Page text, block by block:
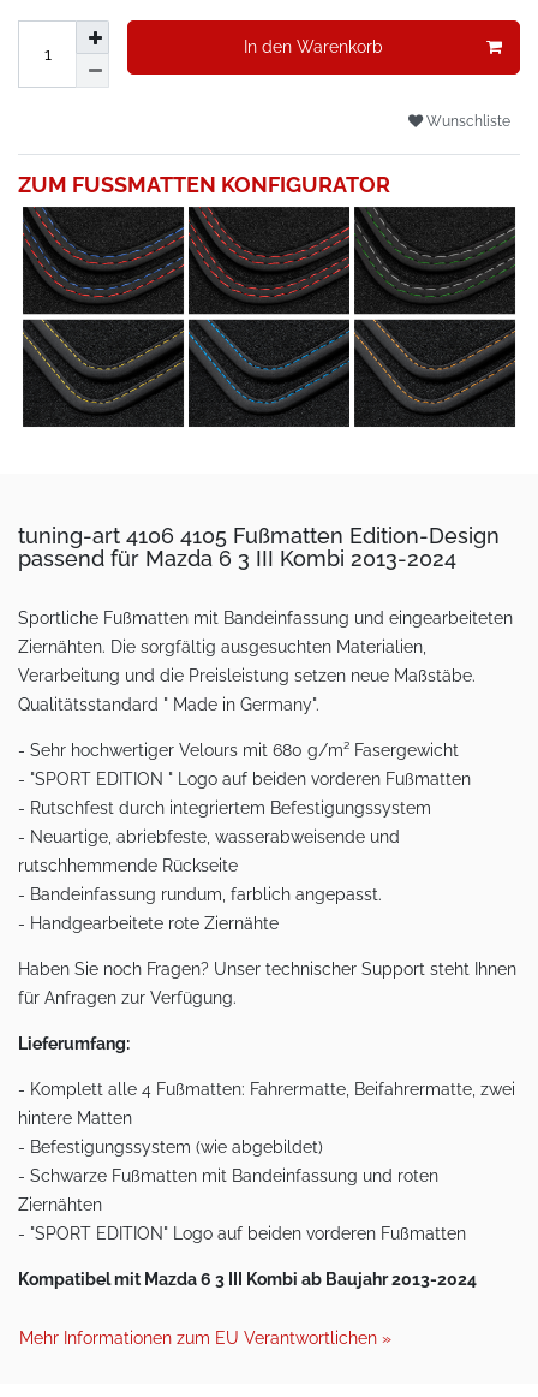
In den Warenkorb
Wunschliste
ZUM FUSSMATTEN KONFIGURATOR
tuning-art 4106 4105 Fußmatten Edition-Design
passend für Mazda 6 3 III Kombi 2013-2024
Sportliche Fußmatten mit Bandeinfassung und eingearbeiteten
Ziernähten. Die sorgfältig ausgesuchten Materialien,
Verarbeitung und die Preisleistung setzen neue Maßstäbe.
Qualitätsstandard " Made in Germany".
- Sehr hochwertiger Velours mit 680 g/m² Fasergewicht
- "SPORT EDITION " Logo auf beiden vorderen Fußmatten
- Rutschfest durch integriertem Befestigungssystem
- Neuartige, abriebfeste, wasserabweisende und
rutschhemmende Rückseite
- Bandeinfassung rundum, farblich angepasst.
- Handgearbeitete rote Ziernähte
Haben Sie noch Fragen? Unser technischer Support steht Ihnen
für Anfragen zur Verfügung.
Lieferumfang:
- Komplett alle 4 Fußmatten: Fahrermatte, Beifahrermatte, zwei
hintere Matten
- Befestigungssystem (wie abgebildet)
- Schwarze Fußmatten mit Bandeinfassung und roten
Ziernähten
- "SPORT EDITION" Logo auf beiden vorderen Fußmatten
Kompatibel mit Mazda 6 3 III Kombi ab Baujahr 2013-2024
Mehr Informationen zum EU Verantwortlichen »